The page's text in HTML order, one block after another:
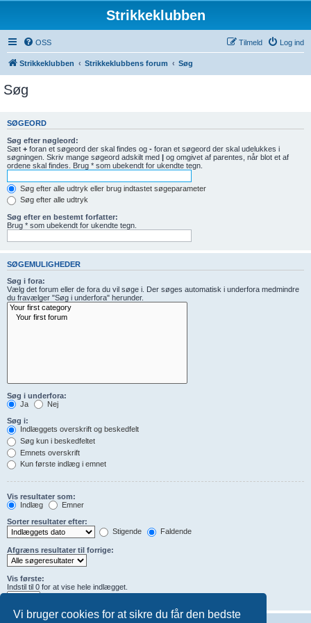
Vi bruger cookies for at sikre du får den bedste
Strikkeklubben
OSS Log ind
Tilmeld
Strikkeklubben Strikkeklubbens forum Søg
Søg
SØGEORD
Søg efter nøgleord:
Sæt + foran et søgeord der skal findes og - foran et søgeord der skal udelukkes i
søgningen. Skriv mange søgeord adskilt med | og omgivet af parentes, når blot et af
ordene skal findes. Brug * som ubekendt for ukendte tegn.
Søg efter alle udtryk eller brug indtastet søgeparameter
Søg efter alle udtryk
Søg efter en bestemt forfatter:
Brug * som ubekendt for ukendte tegn.
SØGEMULIGHEDER
Søg i fora:
Vælg det forum eller de fora du vil søge i. Der søges automatisk i underfora medmindre
du fravælger "Søg i underfora" herunder.
Søg i underfora:
Ja
Nej
Søg i:
Indlæggets overskrift og beskedfelt
Søg kun i beskedfeltet
Emnets overskrift
Kun første indlæg i emnet
Vis resultater som:
Indlæg
Emner
Sorter resultater efter:
Stigende
Faldende
Afgræns resultater til forrige:
Vis første:
Indstil til 0 for at vise hele indlægget.